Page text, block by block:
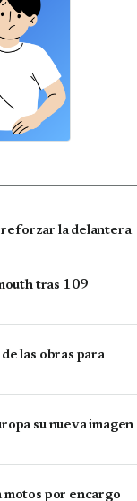
reforzar la delantera
tras 109
las obras para
su nueva imagen
motos por encargo